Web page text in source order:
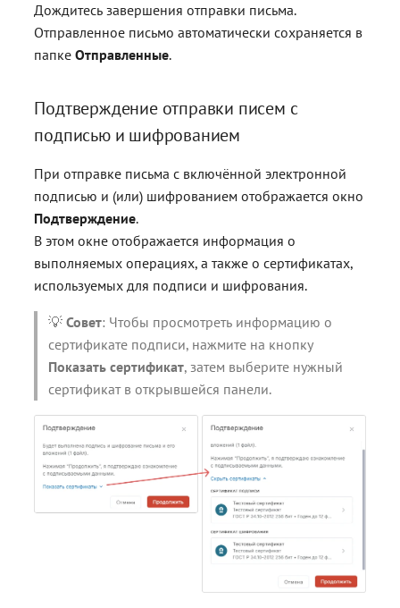
Дождитесь завершения отправки письма.
Отправленное письмо автоматически сохраняется в
папкеОтправленные.
Подтверждение отправки писем с
подписью и шифрованием
При отправке письма с включённой электронной
подписью и (или) шифрованием отображается окно
Подтверждение.
В этом окне отображается информация о
выполняемых операциях, а также о сертификатах,
используемых для подписи и шифрования.
💡Совет: Чтобы просмотреть информацию о
сертификате подписи, нажмите на кнопку
Показать сертификат, затем выберите нужный
сертификат в открывшейся панели.